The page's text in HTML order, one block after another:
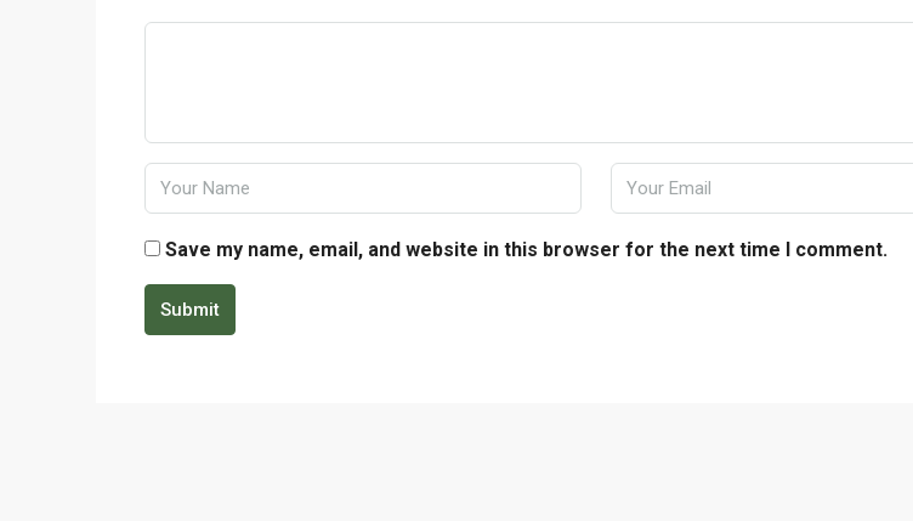
Save my name, email, and website in this browser for the next time I comment.
Submit